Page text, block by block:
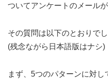
ついてアンケートのメールが
その質問は以下のとおりでし
(残念ながら日本語版はナシ)
まず、5つのパターンに対